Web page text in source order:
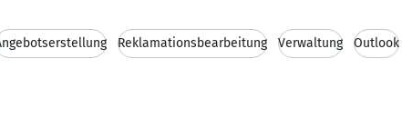
Reklamationsbearbeitung Verwaltung Outlook